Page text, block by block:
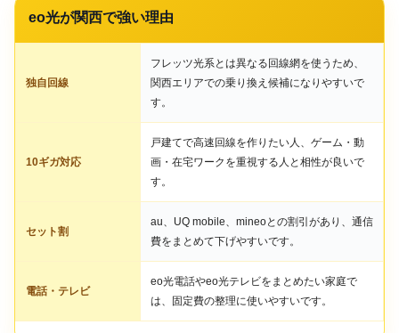
eo光が関西で強い理由
独自回線
フレッツ光系とは異なる回線網を使うため、
関西エリアでの乗り換え候補になりやすいで
す。
10ギガ対応
戸建てで高速回線を作りたい人、ゲーム・動
画・在宅ワークを重視する人と相性が良いで
す。
セット割
au、UQ mobile、mineoとの割引があり、通信
費をまとめて下げやすいです。
電話・テレビ
eo光電話やeo光テレビをまとめたい家庭で
は、固定費の整理に使いやすいです。